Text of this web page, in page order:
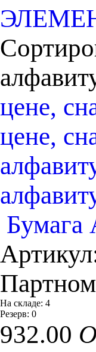
цене,
цене,
Бумага
На складе: 4
Резерв: 0
932.00